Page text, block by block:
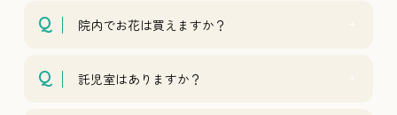
院内でお花は買えますか？
託児室はありますか？